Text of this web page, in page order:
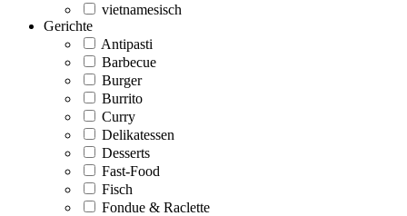
vietnamesisch
Gerichte
Antipasti
Barbecue
Burger
Burrito
Curry
Delikatessen
Desserts
Fast-Food
Fisch
Fondue & Raclette